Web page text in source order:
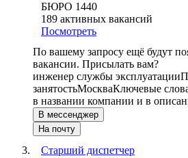
БЮРО 1440
189 активных вакансий
Посмотреть
По вашему запросу ещё будут
вакансии. Присылать вам?
инженер службы эксплуатации
занятостьМоскваКлючевые
в названии компании и в
В мессенджер
На почту
Старший диспетчер